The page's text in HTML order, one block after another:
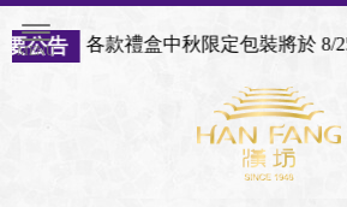
各款禮盒中秋限定包裝將於 8/25 起陸